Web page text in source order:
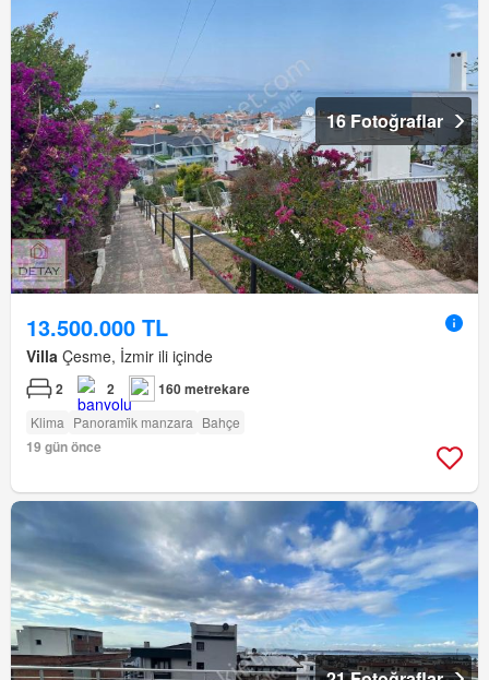
16 Fotoğraflar
13.500.000 TL
Villa Çesme, İzmir ili içinde
2 2 160 metrekare
Klima Panorami̇k manzara Bahçe
19 gün önce